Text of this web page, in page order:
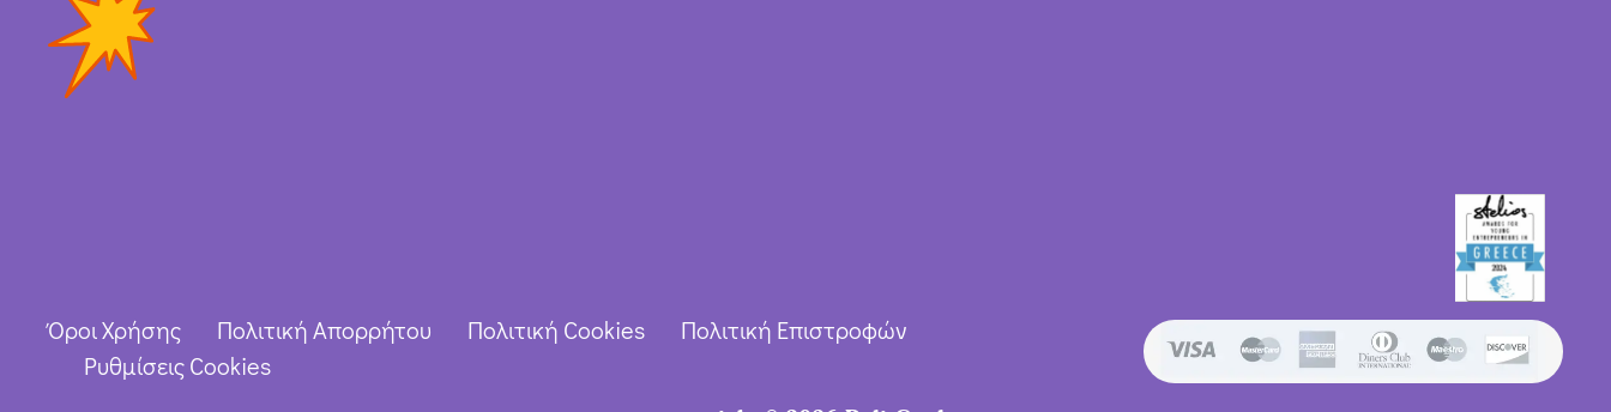
Όροι Χρήσης Πολιτική Απορρήτου Πολιτική Cookies
Πολιτική Επιστροφών
Ρυθμίσεις Cookies